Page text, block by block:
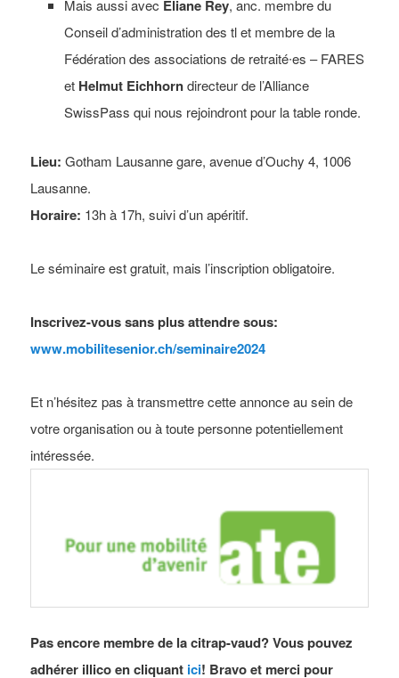
Mais aussi avec Eliane Rey, anc. membre du
Conseil d’administration des tl et membre de la
Fédération des associations de retraité∙es – FARES
et Helmut Eichhorndirecteur de l’Alliance
SwissPass qui nous rejoindront pour la table ronde.
Lieu: Gotham Lausanne gare, avenue d’Ouchy 4, 1006
Lausanne.
Horaire: 13h à 17h, suivi d’un apéritif.
Le séminaire est gratuit, mais l’inscription obligatoire.
Inscrivez-vous sans plus attendre sous:
www.mobilitesenior.ch/seminaire2024
Et n’hésitez pas à transmettre cette annonce au sein de
votre organisation ou à toute personne potentiellement
intéressée.
Pas encore membre de la citrap-vaud? Vous pouvez
adhérer illico en cliquant ici! Bravo et merci pour